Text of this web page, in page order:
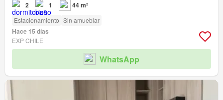
2 1 44 m²
Estacionamiento Sin amueblar
Hace 15 días
EXP CHILE
WhatsApp